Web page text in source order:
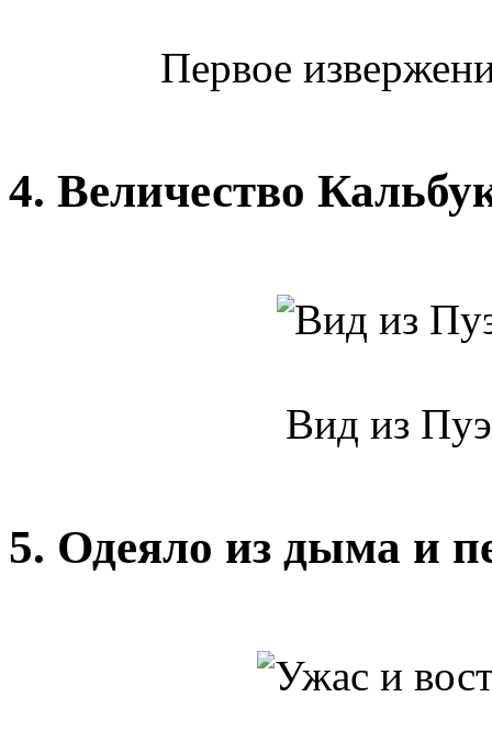
Первое
4. Величество
Вид из
5. Одеяло из дыма и